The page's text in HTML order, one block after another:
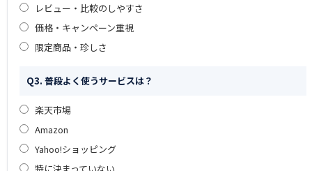
レビュー・比較のしやすさ
価格・キャンペーン重視
限定商品・珍しさ
Q3. 普段よく使うサービスは？
楽天市場
Amazon
Yahoo!ショッピング